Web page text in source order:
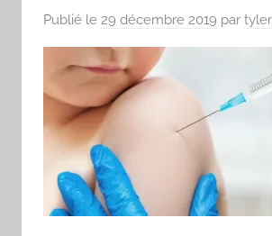
Publié le 29 décembre 2019 par tyler